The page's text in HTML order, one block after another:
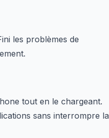
les problèmes de
tout en le chargeant.
sans interrompre la